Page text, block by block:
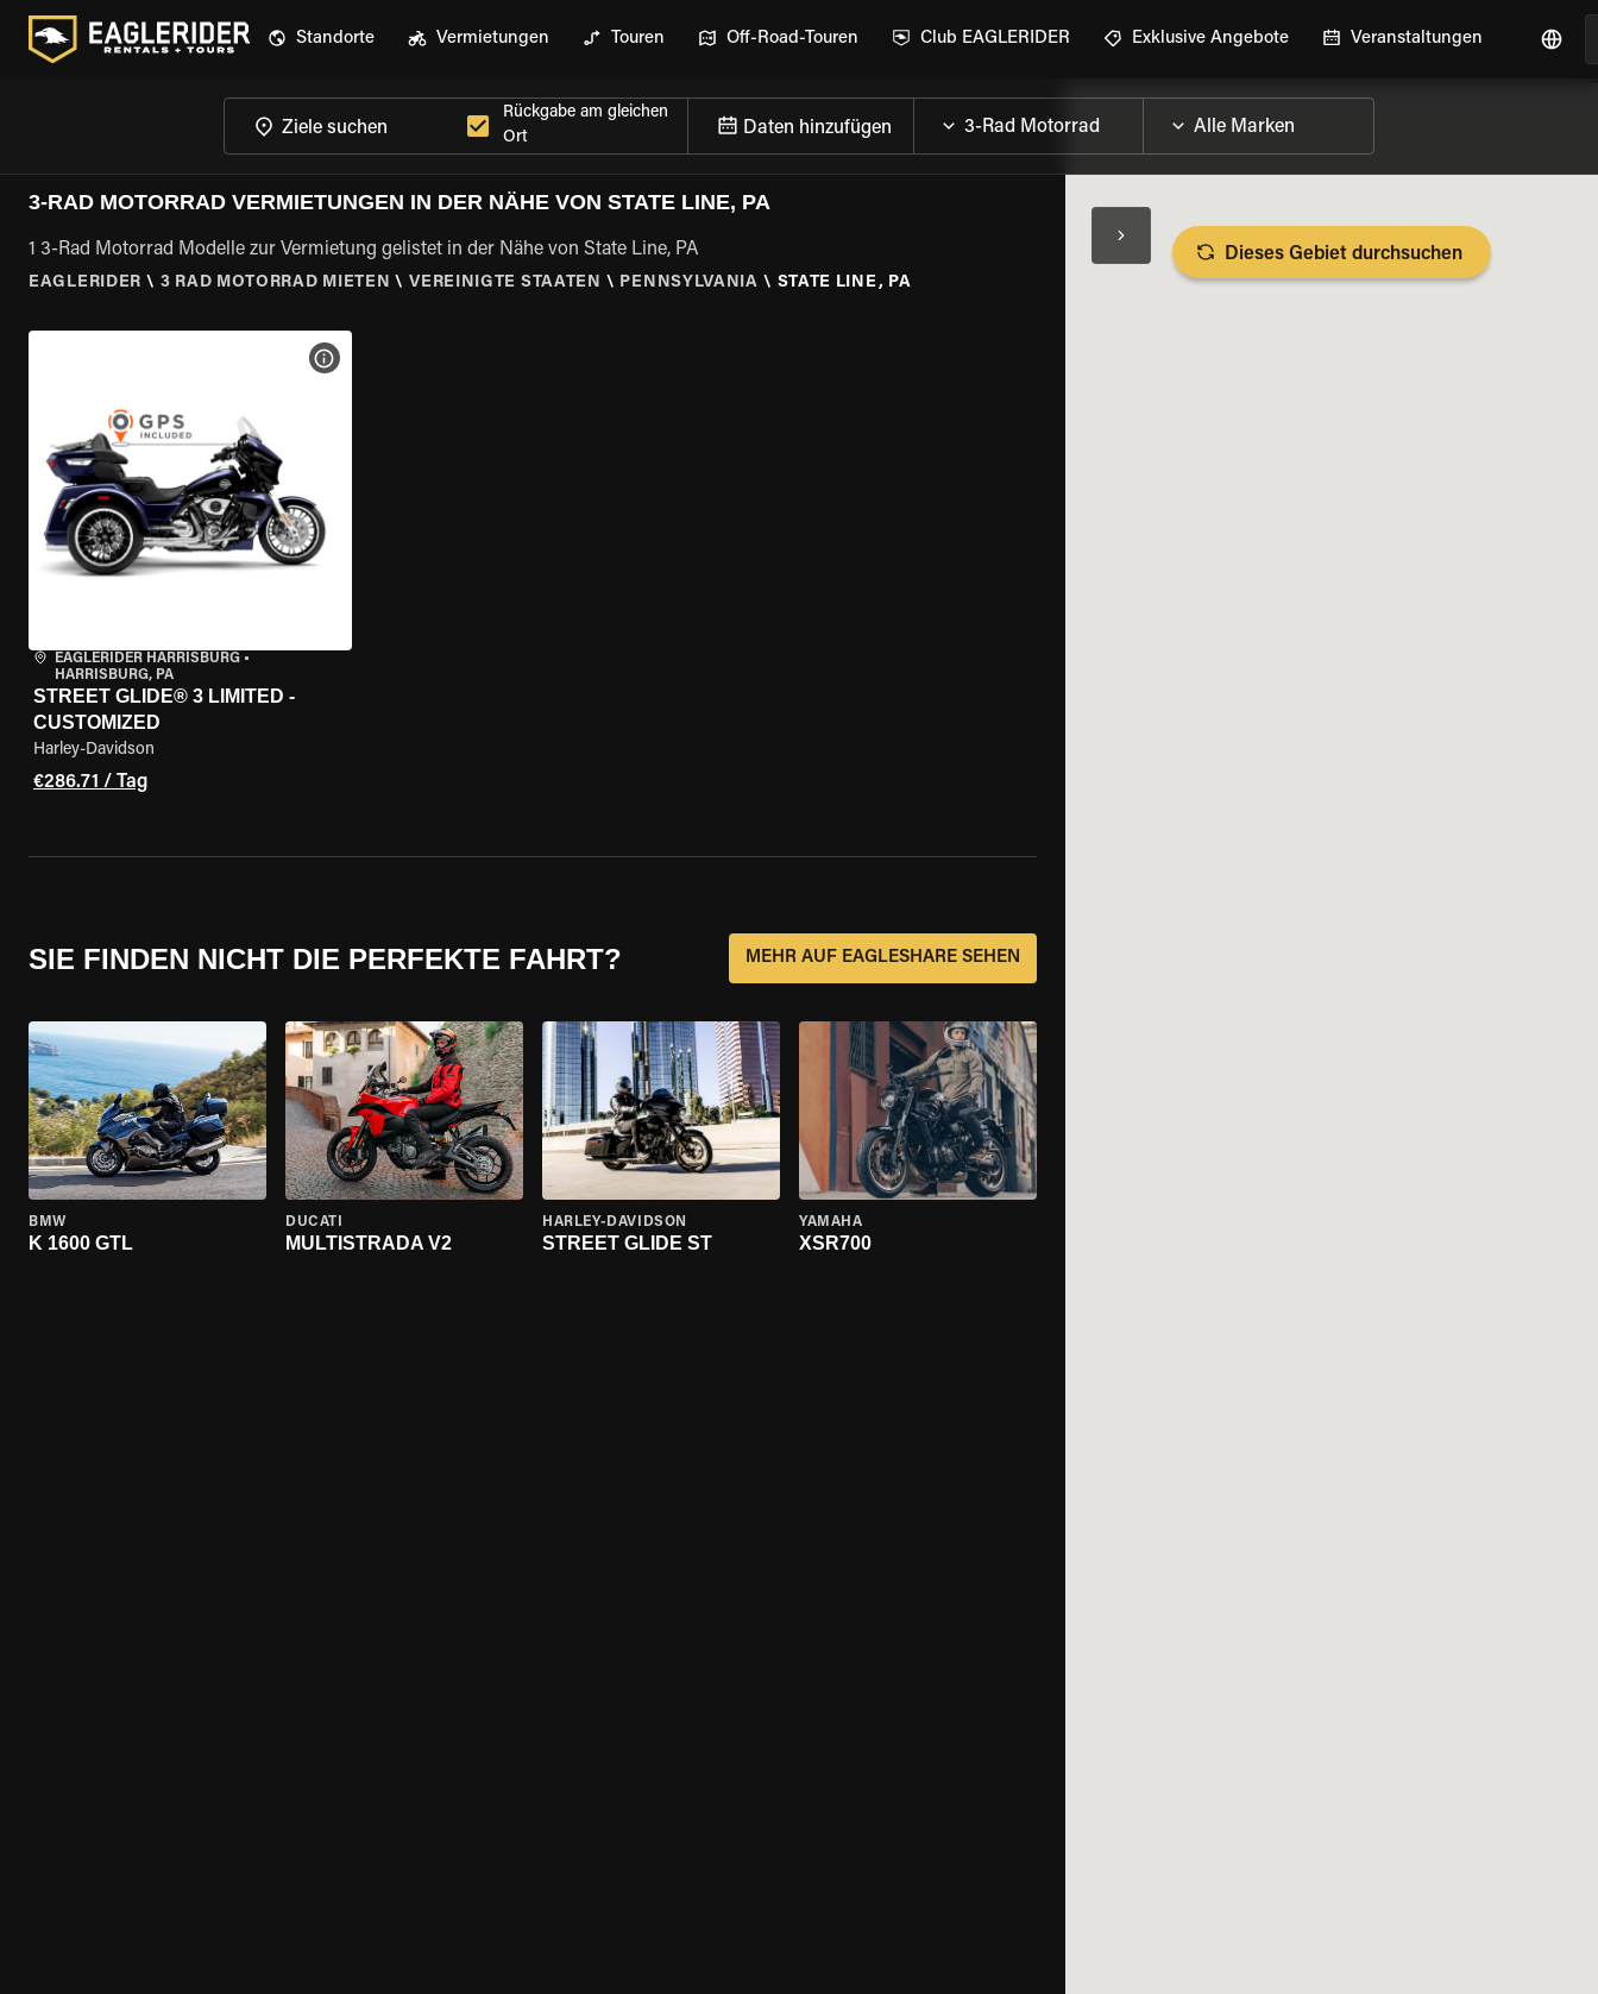
Standorte Vermietungen Touren Off-Road-Touren Club EAGLERIDER Exklusive Angebote Veranstaltungen
Rückgabe am gleichen
Ort
Daten hinzufügen
3-RAD MOTORRAD VERMIETUNGEN IN DER NÄHE VON STATE LINE, PA
1 3-Rad Motorrad Modelle zur Vermietung gelistet in der Nähe von State Line, PA
EAGLERIDER \ 3 RAD MOTORRAD MIETEN \ VEREINIGTE STAATEN \ PENNSYLVANIA \ STATE LINE, PA
EAGLERIDER HARRISBURG •
HARRISBURG, PA
STREET GLIDE® 3 LIMITED -
CUSTOMIZED
Harley-Davidson
€286.71 / Tag
MOTORRAD-DETAILS ANZEIGEN
SIE FINDEN NICHT DIE PERFEKTE FAHRT? MEHR AUF EAGLESHARE SEHEN
BMW
K 1600 GTL
DUCATI
MULTISTRADA V2
HARLEY-DAVIDSON
STREET GLIDE ST
YAMAHA
XSR700
Dieses Gebiet durchsuchen